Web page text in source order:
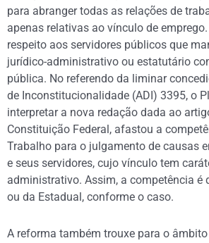
para abranger todas as relações de
apenas relativas ao vínculo de
respeito aos servidores públicos que
jurídico-administrativo ou estatutário
pública. No referendo da liminar
de Inconstitucionalidade (ADI) 3395, o
interpretar a nova redação dada ao
Constituição Federal, afastou a
Trabalho para o julgamento de causas
e seus servidores, cujo vínculo tem
administrativo. Assim, a competência é
ou da Estadual, conforme o caso.
A reforma também trouxe para o